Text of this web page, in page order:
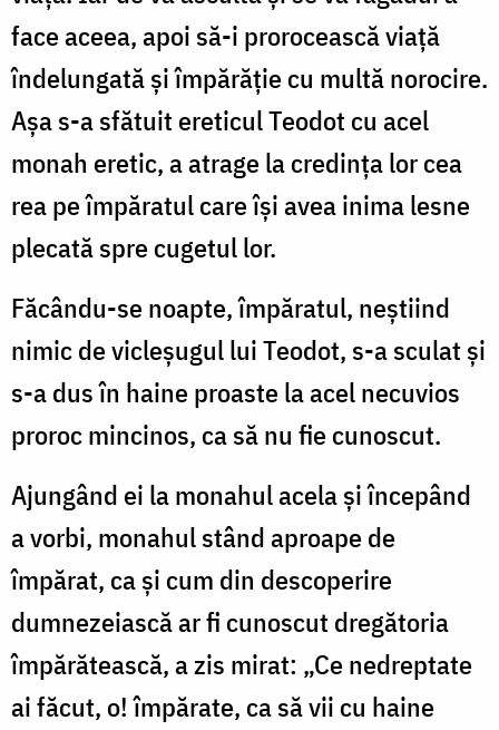
face aceea, apoi să-i prorocească viață
îndelungată și împărăție cu multă norocire.
Așa s-a sfătuit ereticul Teodot cu acel
monah eretic, a atrage la credința lor cea
rea pe împăratul care își avea inima lesne
plecată spre cugetul lor.
Făcându-se noapte, împăratul, neștiind
nimic de vicleșugul lui Teodot, s-a sculat și
s-a dus în haine proaste la acel necuvios
proroc mincinos, ca să nu fie cunoscut.
Ajungând ei la monahul acela și începând
a vorbi, monahul stând aproape de
împărat, ca și cum din descoperire
dumnezeiască ar fi cunoscut dregătoria
împărătească, a zis mirat: „Ce nedreptate
ai făcut, o! împărate, ca să vii cu haine